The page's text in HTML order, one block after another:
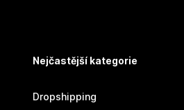
Nejčastější kategorie
Dropshipping